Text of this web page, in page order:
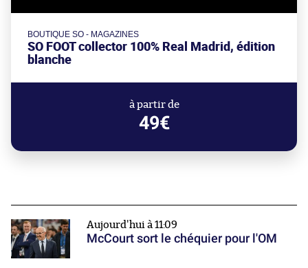
BOUTIQUE SO - MAGAZINES
SO FOOT collector 100% Real Madrid, édition
blanche
à partir de
49€
Aujourd'hui à 11:09
McCourt sort le chéquier pour l'OM